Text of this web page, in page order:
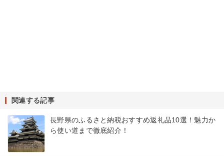
関連する記事
長野県のふるさと納税おすすめ返礼品10選！魅力か
ら使い道まで徹底紹介！